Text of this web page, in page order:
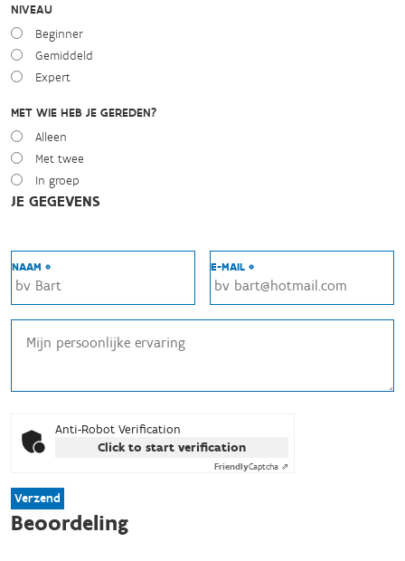
NIVEAU
Beginner
Gemiddeld
Expert
MET WIE HEB JE GEREDEN?
Alleen
Met twee
In groep
JE GEGEVENS
NAAM * E-MAIL *
Anti-Robot Verification
Click to start verification
FriendlyCaptcha ⇗
Verzend
Beoordeling